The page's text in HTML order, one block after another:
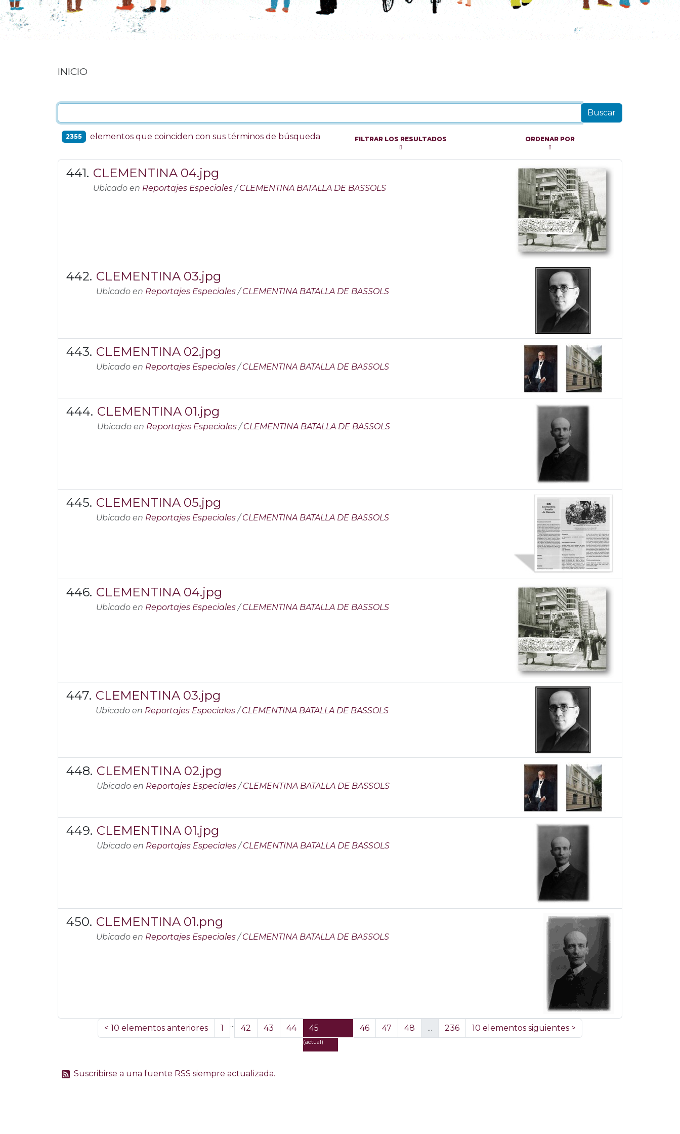
INICIO
2355 elementos que coinciden con sus términos de búsqueda FILTRAR LOS RESULTADOS ORDENAR POR
CLEMENTINA 04.jpg
Ubicado en Reportajes Especiales /CLEMENTINA BATALLA DE BASSOLS
CLEMENTINA 03.jpg
Ubicado en Reportajes Especiales /CLEMENTINA BATALLA DE BASSOLS
CLEMENTINA 02.jpg
Ubicado en Reportajes Especiales /CLEMENTINA BATALLA DE BASSOLS
CLEMENTINA 01.jpg
Ubicado en Reportajes Especiales /CLEMENTINA BATALLA DE BASSOLS
CLEMENTINA 05.jpg
Ubicado en Reportajes Especiales /CLEMENTINA BATALLA DE BASSOLS
CLEMENTINA 04.jpg
Ubicado en Reportajes Especiales /CLEMENTINA BATALLA DE BASSOLS
CLEMENTINA 03.jpg
Ubicado en Reportajes Especiales /CLEMENTINA BATALLA DE BASSOLS
CLEMENTINA 02.jpg
Ubicado en Reportajes Especiales /CLEMENTINA BATALLA DE BASSOLS
CLEMENTINA 01.jpg
Ubicado en Reportajes Especiales /CLEMENTINA BATALLA DE BASSOLS
CLEMENTINA 01.png
Ubicado en Reportajes Especiales /CLEMENTINA BATALLA DE BASSOLS
< 10 elementos anteriores 1 ... 42 43 44 45
(actual)
46 47 48 ... 236 10 elementos siguientes >
Suscribirse a una fuente RSS siempre actualizada.